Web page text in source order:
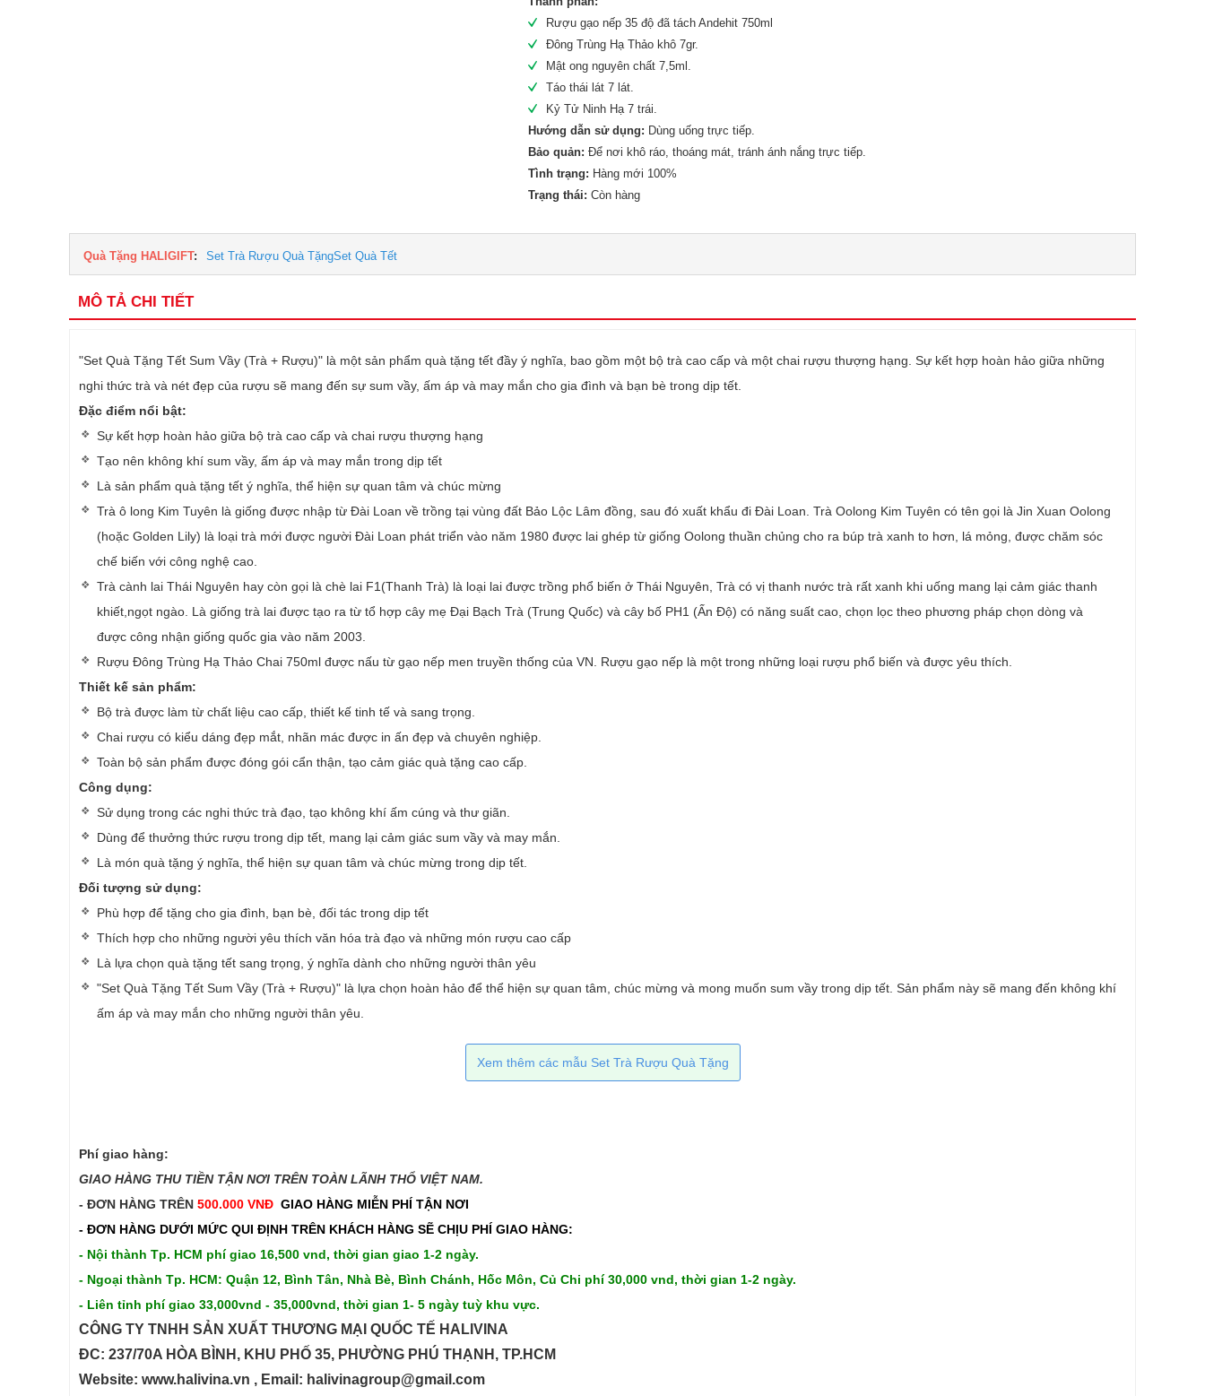
Rượu gạo nếp 35 độ đã tách Andehit 750ml
Đông Trùng Hạ Thảo khô 7gr.
Mật ong nguyên chất 7,5ml.
Táo thái lát 7 lát.
Kỷ Tử Ninh Hạ 7 trái.
Hướng dẫn sử dụng: Dùng uống trực tiếp.
Bảo quản: Để nơi khô ráo, thoáng mát, tránh ánh nắng trực tiếp.
Tình trạng: Hàng mới 100%
Trạng thái: Còn hàng
Quà Tặng HALIGIFT: Set Trà Rượu Quà TặngSet Quà Tết
MÔ TẢ CHI TIẾT
"Set Quà Tặng Tết Sum Vầy (Trà + Rượu)" là một sản phẩm quà tặng tết đầy ý nghĩa, bao gồm một bộ trà cao cấp và một chai rượu thượng hạng. Sự kết hợp hoàn hảo giữa những
nghi thức trà và nét đẹp của rượu sẽ mang đến sự sum vầy, ấm áp và may mắn cho gia đình và bạn bè trong dịp tết.
Đặc điểm nổi bật:
Sự kết hợp hoàn hảo giữa bộ trà cao cấp và chai rượu thượng hạng
Tạo nên không khí sum vầy, ấm áp và may mắn trong dịp tết
Là sản phẩm quà tặng tết ý nghĩa, thể hiện sự quan tâm và chúc mừng
Trà ô long Kim Tuyên là giống được nhập từ Đài Loan về trồng tại vùng đất Bảo Lộc Lâm đồng, sau đó xuất khẩu đi Đài Loan. Trà Oolong Kim Tuyên có tên gọi là Jin Xuan Oolong
(hoặc Golden Lily) là loại trà mới được người Đài Loan phát triển vào năm 1980 được lai ghép từ giống Oolong thuần chủng cho ra búp trà xanh to hơn, lá mỏng, được chăm sóc
chế biến với công nghệ cao.
Trà cành lai Thái Nguyên hay còn gọi là chè lai F1(Thanh Trà) là loại lai được trồng phổ biến ở Thái Nguyên, Trà có vị thanh nước trà rất xanh khi uống mang lại cảm giác thanh
khiết,ngọt ngào. Là giống trà lai được tạo ra từ tổ hợp cây mẹ Đại Bạch Trà (Trung Quốc) và cây bố PH1 (Ấn Độ) có năng suất cao, chọn lọc theo phương pháp chọn dòng và
được công nhận giống quốc gia vào năm 2003.
Rượu Đông Trùng Hạ Thảo Chai 750ml được nấu từ gạo nếp men truyền thống của VN. Rượu gạo nếp là một trong những loại rượu phổ biến và được yêu thích.
Thiết kế sản phẩm:
Bộ trà được làm từ chất liệu cao cấp, thiết kế tinh tế và sang trọng.
Chai rượu có kiểu dáng đẹp mắt, nhãn mác được in ấn đẹp và chuyên nghiệp.
Toàn bộ sản phẩm được đóng gói cẩn thận, tạo cảm giác quà tặng cao cấp.
Công dụng:
Sử dụng trong các nghi thức trà đạo, tạo không khí ấm cúng và thư giãn.
Dùng để thưởng thức rượu trong dịp tết, mang lại cảm giác sum vầy và may mắn.
Là món quà tặng ý nghĩa, thể hiện sự quan tâm và chúc mừng trong dịp tết.
Đối tượng sử dụng:
Phù hợp để tặng cho gia đình, bạn bè, đối tác trong dịp tết
Thích hợp cho những người yêu thích văn hóa trà đạo và những món rượu cao cấp
Là lựa chọn quà tặng tết sang trọng, ý nghĩa dành cho những người thân yêu
"Set Quà Tặng Tết Sum Vầy (Trà + Rượu)" là lựa chọn hoàn hảo để thể hiện sự quan tâm, chúc mừng và mong muốn sum vầy trong dịp tết. Sản phẩm này sẽ mang đến không khí
ấm áp và may mắn cho những người thân yêu.
Xem thêm các mẫu Set Trà Rượu Quà Tặng
Phí giao hàng:
GIAO HÀNG THU TIỀN TẬN NƠI TRÊN TOÀN LÃNH THỔ VIỆT NAM.​​
- ĐƠN HÀNG TRÊN 500.000 VNĐ GIAO HÀNG MIỄN PHÍ TẬN NƠI
- ĐƠN HÀNG DƯỚI MỨC QUI ĐỊNH TRÊN KHÁCH HÀNG SẼ CHỊU PHÍ GIAO HÀNG:
- Nội thành Tp. HCM phí giao 16,500 vnd, thời gian giao 1-2 ngày.
- Ngoại thành Tp. HCM: Quận 12, Bình Tân, Nhà Bè, Bình Chánh, Hốc Môn, Củ Chi phí 30,000 vnd, thời gian 1-2 ngày.
- Liên tỉnh phí giao 33,000vnd - 35,000vnd, thời gian 1- 5 ngày tuỳ khu vực.
CÔNG TY TNHH SẢN XUẤT THƯƠNG MẠI QUỐC TẾ HALIVINA
ĐC: 237/70A HÒA BÌNH, KHU PHỐ 35, PHƯỜNG PHÚ THẠNH, TP.HCM
Website: www.halivina.vn , Email: halivinagroup@gmail.com